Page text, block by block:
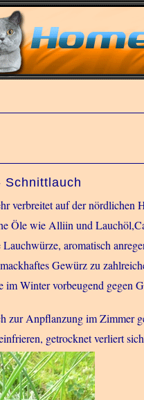
Schnittlauch
verbreitet auf der nördlichen
Öle wie Alliin und
aromatisch
Gewürz zu
im Winter vorbeugend gegen
zur Anpflanzung im Zimmer
getrocknet verliert